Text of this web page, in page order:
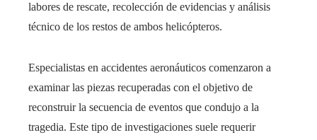
labores de rescate, recolección de evidencias y análisis
técnico de los restos de ambos helicópteros.
Especialistas en accidentes aeronáuticos comenzaron a
examinar las piezas recuperadas con el objetivo de
reconstruir la secuencia de eventos que condujo a la
tragedia. Este tipo de investigaciones suele requerir